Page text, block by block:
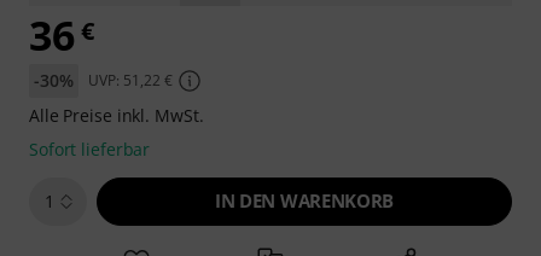
36 €
-30% UVP: 51,22 €
Alle Preise inkl. MwSt.
Sofort lieferbar
1 IN DEN WARENKORB